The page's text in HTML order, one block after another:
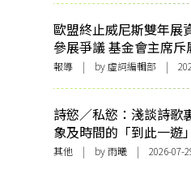
歐盟終止威尼斯雙年展
參展爭議 基金會主席斥
報導 | by 虛詞編輯部 |
詩慾／私慾：淺談詩歌
象及時間的「到此一遊」
其他 | by 雨曦 | 2026-07-